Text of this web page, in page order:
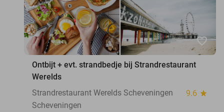
favorite_border
Ontbijt + evt. strandbedje bij Strandrestaurant
Werelds
Strandrestaurant Werelds Scheveningen
9.6 star
Scheveningen